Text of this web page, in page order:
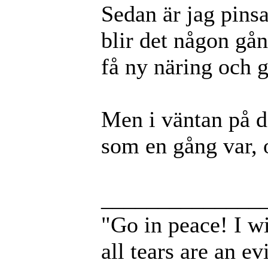
Sedan är jag
blir det någon
få ny näring och
Men i väntan på
som en gång var,
"Go in peace! I
all tears are an